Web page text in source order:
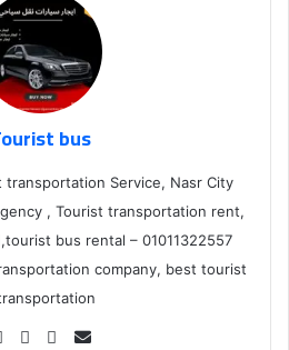
bus
, Tourist transportation rent,
company, best tourist
Se